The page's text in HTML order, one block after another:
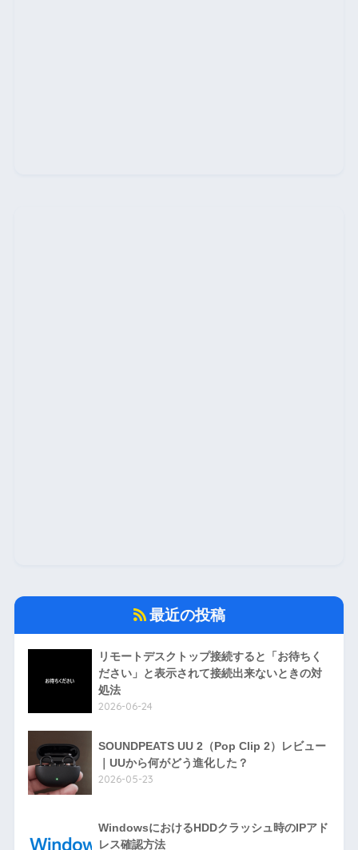
最近の投稿
リモートデスクトップ接続すると「お待ちく
ださい」と表示されて接続出来ないときの対
処法
2026-06-24
SOUNDPEATS UU 2（Pop Clip 2）レビュー
｜UUから何がどう進化した？
2026-05-23
WindowsにおけるHDDクラッシュ時のIPアド
レス確認方法